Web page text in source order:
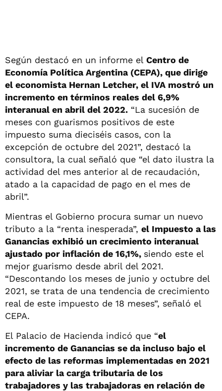
Según destacó en un informe el Centro de
Economía Política Argentina (CEPA), que dirige
el economista Hernan Letcher, el IVA mostró un
incremento en términos reales del 6,9%
interanual en abril del 2022. “La sucesión de
meses con guarismos positivos de este
impuesto suma dieciséis casos, con la
excepción de octubre del 2021”, destacó la
consultora, la cual señaló que “el dato ilustra la
actividad del mes anterior al de recaudación,
atado a la capacidad de pago en el mes de
abril”.
Mientras el Gobierno procura sumar un nuevo
tributo a la “renta inesperada”, el Impuesto a las
Ganancias exhibió un crecimiento interanual
ajustado por inflación de 16,1%, siendo este el
mejor guarismo desde abril del 2021.
“Descontando los meses de junio y octubre del
2021, se trata de una tendencia de crecimiento
real de este impuesto de 18 meses”, señaló el
CEPA.
El Palacio de Hacienda indicó que “el
incremento de Ganancias se da incluso bajo el
efecto de las reformas implementadas en 2021
para aliviar la carga tributaria de los
trabajadores y las trabajadoras en relación de